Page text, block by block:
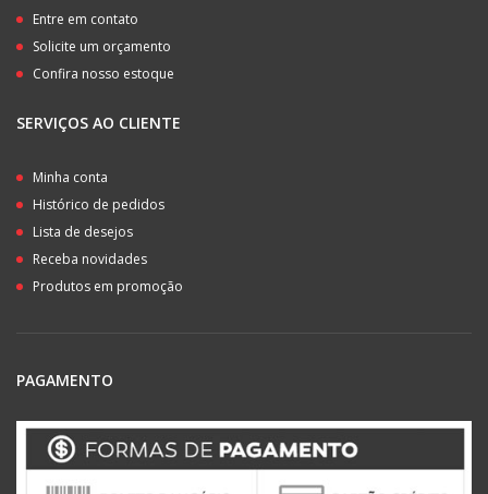
Entre em contato
Solicite um orçamento
Confira nosso estoque
SERVIÇOS AO CLIENTE
Minha conta
Histórico de pedidos
Lista de desejos
Receba novidades
Produtos em promoção
PAGAMENTO